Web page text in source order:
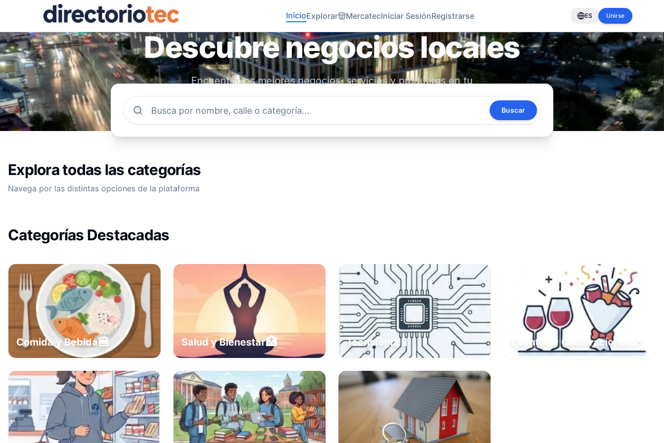
InicioExplorar MercatecIniciar SesiónRegistrarse ES Unirse
Descubre negocios locales
Encuentra los mejores negocios, servicios y productos en tu
comunidad. Conecta con emprendedores locales y apoya tu
Buscar
Explora todas las categorías
Navega por las distintas opciones de la plataforma
Categorías Destacadas
Comida y Bebida🍔 Salud y Bienestar🏥 Tecnología 📱 Eventos y Celebraciones